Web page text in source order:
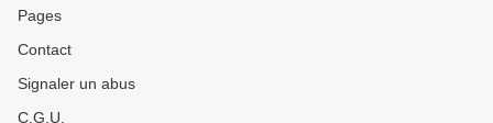
Pages
Contact
Signaler un abus
C.G.U.